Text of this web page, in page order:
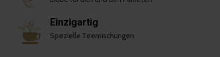
Einzigartig
Spezielle Teemischungen